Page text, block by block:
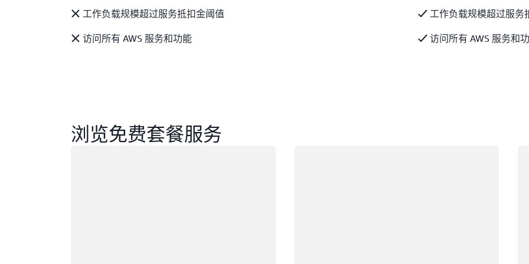
工作负载规模超过服务抵扣金阈值
访问所有 AWS 服务和功能
工作负载规模超过服务
访问所有 AWS 服务和
浏览免费套餐服务